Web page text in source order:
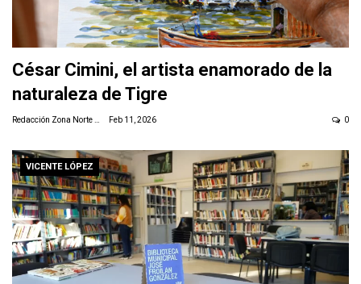
César Cimini, el artista enamorado de la
naturaleza de Tigre
Feb 11, 2026 0
VICENTE LÓPEZ